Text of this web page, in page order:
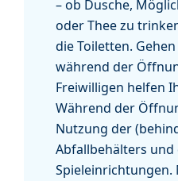
– ob Dusche,
oder Thee zu
die Toiletten.
während der
Freiwilligen helfen
Während der
Nutzung der
Abfallbehälters und
Spieleinrichtungen.